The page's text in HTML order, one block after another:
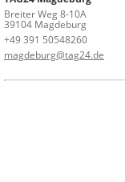
Breiter Weg 8-10A
39104 Magdeburg
+49 391 50548260
magdeburg@tag24.de